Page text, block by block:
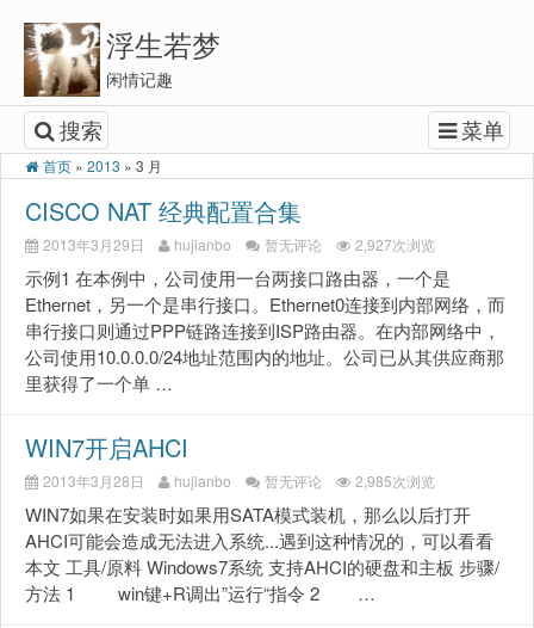
浮生若梦
闲情记趣
搜索 菜单
首页 » 2013 » 3 月
CISCO NAT 经典配置合集
2013年3月29日 hujianbo 暂无评论 2,927次浏览
示例1 在本例中，公司使用一台两接口路由器，一个是
Ethernet，另一个是串行接口。Ethernet0连接到内部网络，而
串行接口则通过PPP链路连接到ISP路由器。在内部网络中，
公司使用10.0.0.0/24地址范围内的地址。公司已从其供应商那
里获得了一个单 …
WIN7开启AHCI
2013年3月28日 hujianbo 暂无评论 2,985次浏览
WIN7如果在安装时如果用SATA模式装机，那么以后打开
AHCI可能会造成无法进入系统...遇到这种情况的，可以看看
本文 工具/原料 Windows7系统 支持AHCI的硬盘和主板 步骤/
方法 1 win键+R调出”运行“指令 2 …